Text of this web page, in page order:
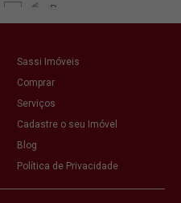
Sassi Imóveis
Comprar
Serviços
Cadastre o seu Imóvel
Blog
Política de Privacidade